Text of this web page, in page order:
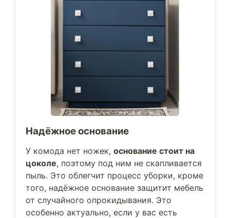
Надёжное основание
У комода нет ножек, основание стоит на
цоколе, поэтому под ним не скапливается
пыль. Это облегчит процесс уборки, кроме
того, надёжное основание защитит мебель
от случайного опрокидывания. Это
особенно актуально, если у вас есть